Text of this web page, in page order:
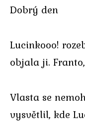
Dobrý den
Lucinkooo!
objala ji.
Vlasta se
vysvětlil, kde